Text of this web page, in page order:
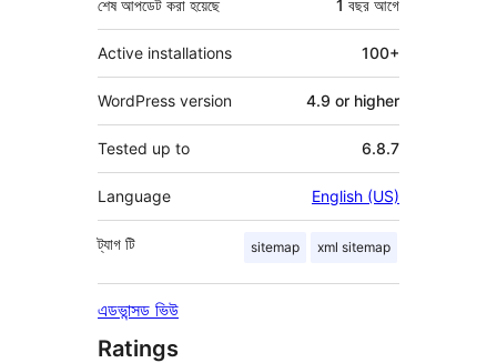
শেষ আপডেট করা হয়েছে 1 বছর আগে
Active installations 100+
WordPress version 4.9 or higher
Tested up to 6.8.7
Language English (US)
ট্যাগ sitemap xml sitemap
টি
এডভান্সড ভিউ
Ratings